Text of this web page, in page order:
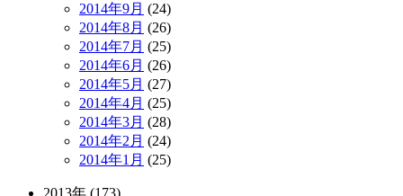
2014年9月 (24)
2014年8月 (26)
2014年7月 (25)
2014年6月 (26)
2014年5月 (27)
2014年4月 (25)
2014年3月 (28)
2014年2月 (24)
2014年1月 (25)